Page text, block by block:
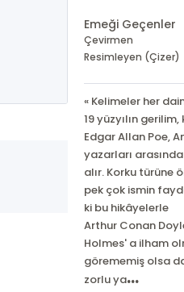
Emeği Geçenler
Çevirmen
Resimleyen (Çizer)
« Kelimeler her
19 yüzyılın
Edgar Allan Poe,
yazarları
alır. Korku türüne
pek çok ismin
ki bu hikâyelerle
Arthur Conan
Holmes' a ilham
görememiş olsa
zorlu ya...